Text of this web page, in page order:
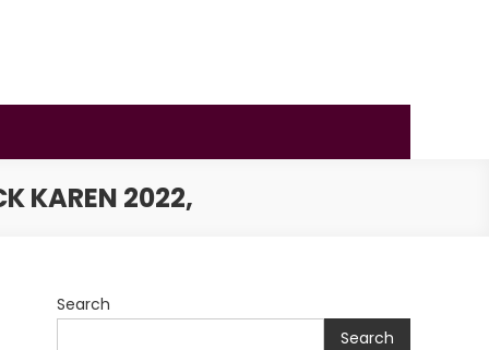
KAREN 2022,
Search
Search